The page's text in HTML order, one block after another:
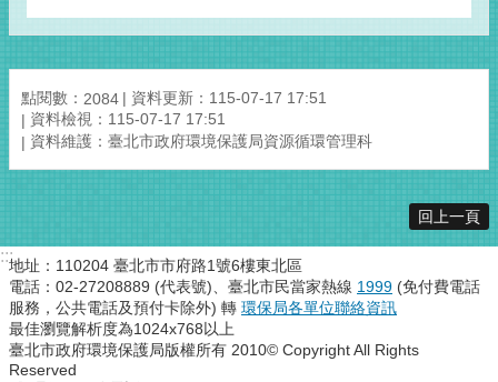
點閱數： 2084
資料更新：115-07-17 17:51
資料檢視：115-07-17 17:51
資料維護：臺北市政府環境保護局資源循環管理科
回上一頁
:::地址：110204 臺北市市府路1號6樓東北區
電話：02-27208889 (代表號)、臺北市民當家熱線 1999 (免付費電話
服務，公共電話及預付卡除外) 轉 環保局各單位聯絡資訊
最佳瀏覽解析度為1024x768以上
臺北市政府環境保護局版權所有 2010© Copyright All Rights
Reserved